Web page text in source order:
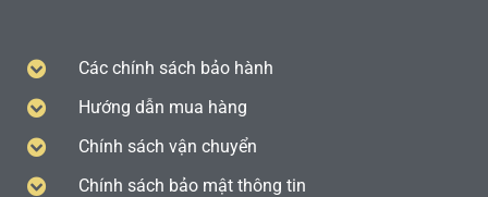
Các chính sách bảo hành
Hướng dẫn mua hàng
Chính sách vận chuyển
Chính sách bảo mật thông tin